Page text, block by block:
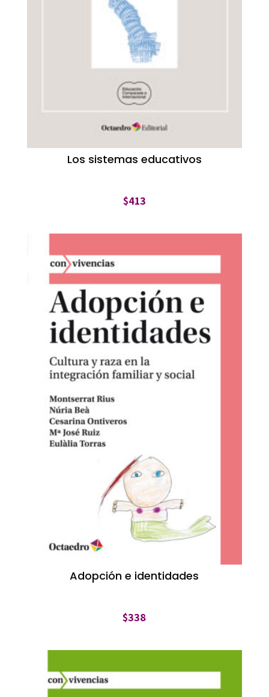
Los sistemas educativos
$413
Adopción e identidades
$338